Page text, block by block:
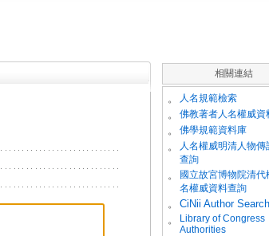
相關連結
。 人名規範檢索
。 佛教著者人名權威資
。 佛學規範資料庫
。
人名權威明清人物傳
查詢
。
國立故宮博物院清代
名權威資料查詢
。
CiNii Author Search
。
Library of Congress
Authorities